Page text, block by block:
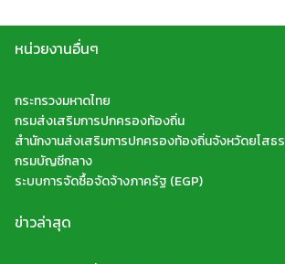
หน่วยงานอื่นๆ
กระทรวงมหาดไทย
กรมส่งเสริมการปกครองท้องถิ่น
สำนักงานส่งเสริมการปกครองท้องถิ่นจังหวัดยโสธร
กรมบัญชีกลาง
ระบบการจัดซื้อจัดจ้างภาครัฐ (EGP)
ข่าวล่าสุด